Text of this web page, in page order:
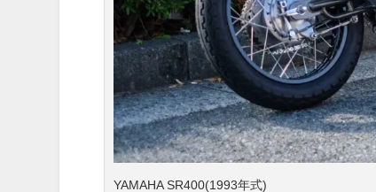
YAMAHA SR400(1993年式)